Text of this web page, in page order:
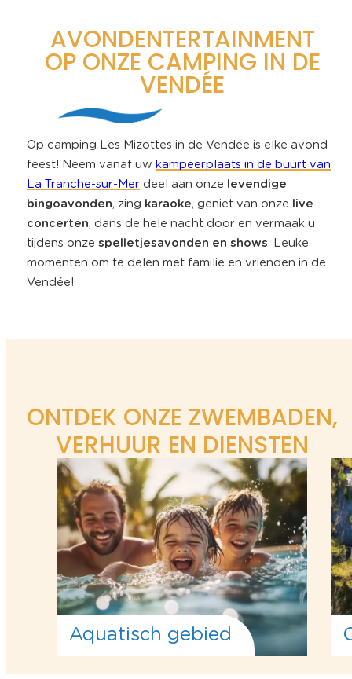
AVONDENTERTAINMENT
OP ONZE CAMPING IN DE
VENDÉE
Op camping Les Mizottes in de Vendée is elke avond
feest! Neem vanaf uw kampeerplaats in de buurt van
La Tranche-sur-Merdeel aan onze levendige
bingoavonden, zing karaoke, geniet van onze live
concerten, dans de hele nacht door en vermaak u
tijdens onze spelletjesavonden en shows. Leuke
momenten om te delen met familie en vrienden in de
Vendée!
ONTDEK ONZE ZWEMBADEN,
VERHUUR EN DIENSTEN
Aquatisch gebied